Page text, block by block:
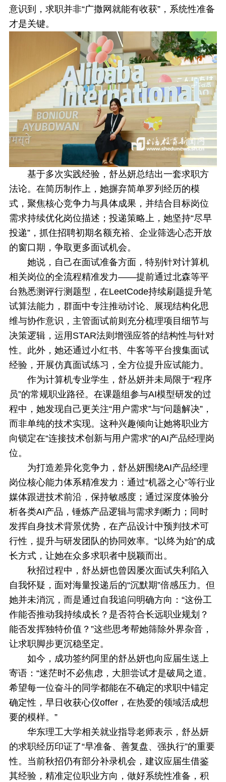
意识到，求职并非“广撒网就能有收获”，系统性准备
才是关键。
基于多次实践经验，舒丛妍总结出一套求职方
法论。在简历制作上，她摒弃简单罗列经历的模
式，聚焦核心竞争力与具体成果，并结合目标岗位
需求持续优化岗位描述；投递策略上，她坚持“尽早
投递”，抓住招聘初期名额充裕、企业筛选心态开放
的窗口期，争取更多面试机会。
她说，自己在面试准备方面，特别针对计算机
相关岗位的全流程精准发力——提前通过北森等平
台熟悉测评行测题型，在LeetCode持续刷题提升笔
试算法能力，群面中专注推动讨论、展现结构化思
维与协作意识，主管面试前则充分梳理项目细节与
决策逻辑，运用STAR法则增强应答的结构性与针对
性。此外，她还通过小红书、牛客等平台搜集面试
经验，开展仿真面试练习，全方位提升应试能力。
作为计算机专业学生，舒丛妍并未局限于“程序
员”的常规职业路径。在课题组参与AI模型研发的过
程中，她发现自己更关注“用户需求”与“问题解决”，
而非单纯的技术实现。这种兴趣倾向让她将职业方
向锁定在“连接技术创新与用户需求”的AI产品经理岗
位。
为打造差异化竞争力，舒丛妍围绕AI产品经理
岗位核心能力体系精准发力：通过“机器之心”等行业
媒体跟进技术前沿，保持敏感度；通过深度体验分
析各类AI产品，锤炼产品逻辑与需求判断力；同时
发挥自身技术背景优势，在产品设计中预判技术可
行性，提升与研发团队的协同效率。“以终为始”的成
长方式，让她在众多求职者中脱颖而出。
秋招过程中，舒丛妍也曾因屡次面试失利陷入
自我怀疑，面对海量投递后的“沉默期”倍感压力。但
她并未消沉，而是通过自我追问明确方向：“这份工
作能否推动我持续成长？是否符合长远职业规划？
能否发挥独特价值？”这些思考帮她筛除外界杂音，
让求职脚步更沉稳坚定。
如今，成功签约阿里的舒丛妍也向应届生送上
寄语：“迷茫时不必焦虑，大胆尝试才是破局之道。
希望每一位奋斗的同学都能在不确定的求职中锚定
确定性，早日收获心仪offer，在热爱的领域活成想
要的模样。”
华东理工大学相关就业指导老师表示，舒丛妍
的求职经历印证了“早准备、善复盘、强执行”的重要
性。当前秋招仍有部分补录机会，建议应届生借鉴
其经验，精准定位职业方向，做好系统性准备，积